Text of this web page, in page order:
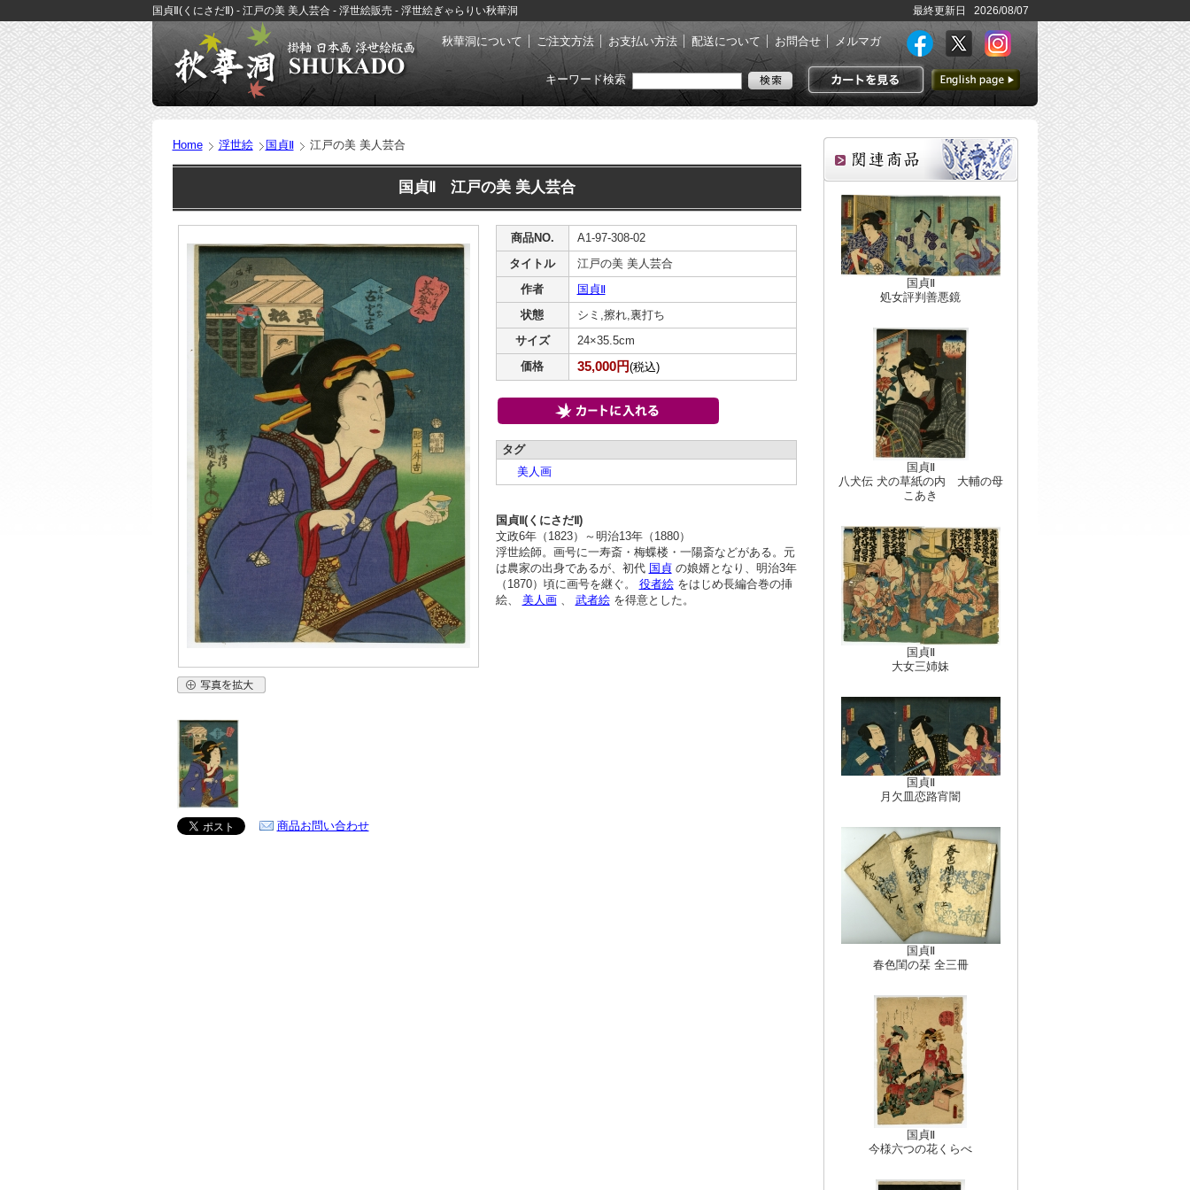
国貞Ⅱ(くにさだⅡ) - 江戸の美 美人芸合 - 浮世絵販売 - 浮世絵ぎゃらりい秋華洞 最終更新日 2026/08/07
秋華洞について ご注文方法 お支払い方法 配送について お問合せ メルマガ
カートを見る
英語ページへ
キーワード検索
Home 浮世絵 国貞Ⅱ 江戸の美 美人芸合
国貞Ⅱ 江戸の美 美人芸合
商品お問い合わせ
商品NO.
A1-97-308-02
タイトル
江戸の美 美人芸合
作者
国貞Ⅱ
状態
シミ,擦れ,裏打ち
サイズ
24×35.5cm
価格
35,000円(税込)
タグ
美人画
国貞Ⅱ(くにさだⅡ)
文政6年（1823）～明治13年（1880）
浮世絵師。画号に一寿斎・梅蝶楼・一陽斎などがある。元
は農家の出身であるが、初代 国貞の娘婿となり、明治3年
（1870）頃に画号を継ぐ。 役者絵をはじめ長編合巻の挿
絵、 美人画、 武者絵を得意とした。
国貞Ⅱ
処女評判善悪鏡
国貞Ⅱ
八犬伝 犬の草紙の内 大輔の母
こあき
国貞Ⅱ
大女三姉妹
国貞Ⅱ
月欠皿恋路宵闇
国貞Ⅱ
春色閨の栞 全三冊
国貞Ⅱ
今様六つの花くらべ